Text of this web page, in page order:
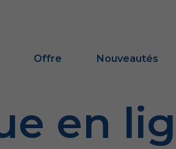
Offre Nouveautés
en